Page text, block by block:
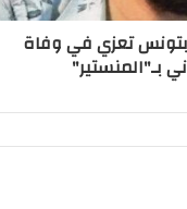
بتونس تعزي في وفاة
بـ"المنستير"